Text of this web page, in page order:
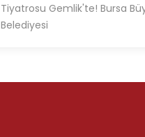
Tiyatrosu Gemlik'te! Bursa
Belediyesi